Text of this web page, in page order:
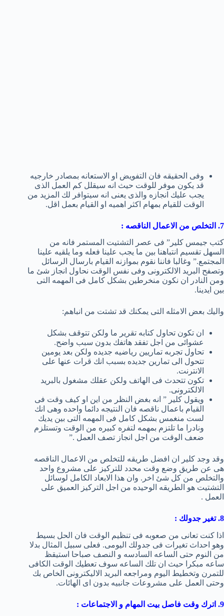
وفى الحقيقه فان التفويض او الاستعانه بمصادر خارجيه
قد يكون موفر للوقت حيث انه سيقلل كم العمل الذى
يجب عليك انجازه والذى يعنى انه سيتوافر لك المزيد من
الوقت للقيام بمهام اكثر اهميه او القيام بعمل اقل.
7. التخلص من الاعمال الناقصه :
كتب جيمس كلير” فى عصر التشتيت المستمر فانه من
السهل تقسيم انتباهنا بين ما يجب علينا فعله وما يلقيه علينا
المجتمع.” وغالبا فاننا نقوم بموازنه القيام بارسال الرسائل
وتصفح البريد الالكترونى وفى نفس الوقت نحاول انجاز شئ ما
ومن النادر ان نكون منخرطين بشكل كامل فى المهمه التى
بين ايدينا.
واليك بعض الامثله التى يمكنك قد تشتت من انباهم:
ان تكون تحاول كتابه تقرير ما ولكن تتوقف بشكل
عشوائى من اجل تفقد هاتفك بدون سبب واضح.
تحاول تجربه تماريين رياضيه جديده ولكن بعد يومين
تتحول الى تمارين جديده بسبب انك قرات عنها على
الانترنت.
تكون تتحدث فى الهاتف ولكن عقلك مشغول بالبريد
الالكترونى.
ويقول كلير ” انه بغض النظر من اين او كيف وقت فى
القيام باعمال ناقصه فان النتيجه دائما واحده وهى انك
لست منغمس بشكل كامل فى المهمه التى بين يديك
ونادرا ما تلتزم بمهمه لتفره كبيره من الوقت وتستلزم
ضعف الوقت من اجل انجاز تصف العمل .”
وقد وجد كلير ان افضل طريقه للتخلص من الاعمال الناقصه
هى عن طريق وضع وقت محدد للتركيز على مشروع واحد
والتخلص من كل شئ اخر. وان هذا الابعاد الكامل لوسائل
التشتيت هو الطريقه الوحيده من اجل التركيز العميق على
العمل .
8. تغير جدولك :
اذا كنت تعانى من صعوبه فى تنظيم الوقت فان الحل بسيط
وهو احداث تغيرات فى جدولك اليومى. فعلى سبيل المثال بدلا
من النوم حتى الساعه السادسه و النصف صباحا استيقظ
ساعه مبكرا حيث ان تلك الساعه سوف تعطيك الوقت الكافى
للتمرن وتخطيط اليوم ومراجعه البريد الاليكترونى الخاص بك
وحتى العمل على مشروعات جانبيه بدون اى الهائات.
9. اترك وقت فاصل بيت المهام و الاجتماعات :